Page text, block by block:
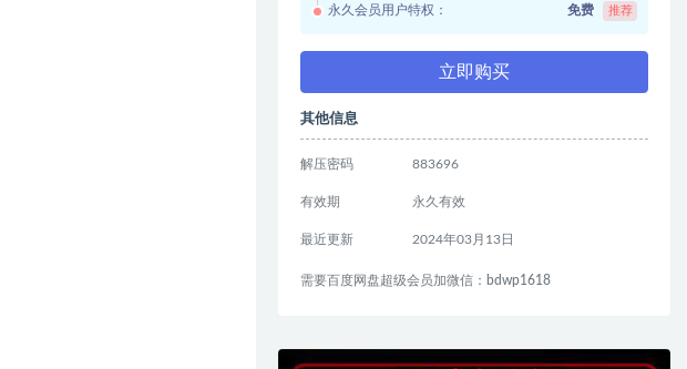
永久会员用户特权： 免费 推荐
立即购买
其他信息
解压密码 883696
有效期 永久有效
最近更新 2024年03月13日
需要百度网盘超级会员加微信：bdwp1618